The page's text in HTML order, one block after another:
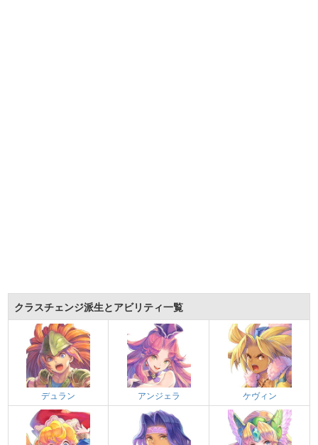
クラスチェンジ派生とアビリティ一覧
デュラン アンジェラ ケヴィン